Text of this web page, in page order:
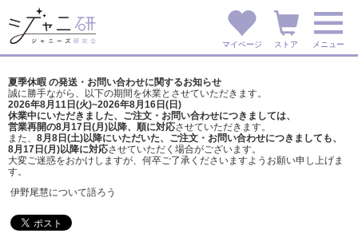
マイページ ストア メニュー
夏季休暇 の発送・お問い合わせに関するお知らせ
誠に勝手ながら、以下の期間を休業とさせていただきます。
2026年8月11日(火)~2026年8月16日(日)
休業中にいただきました、ご注文・お問い合わせにつきましては、
営業再開の8月17日(月)以降、順に対応させていただきます。
また、 8月8日(土)以降にいただいた、ご注文・ お問い合わせにつきましても、
8月17日(月)以降に対応させていただく場合がございます。
大変ご迷惑をおかけしますが、 何卒ご了承くださいますようお願い申し上げま
す。
伊野尾慧について語ろう